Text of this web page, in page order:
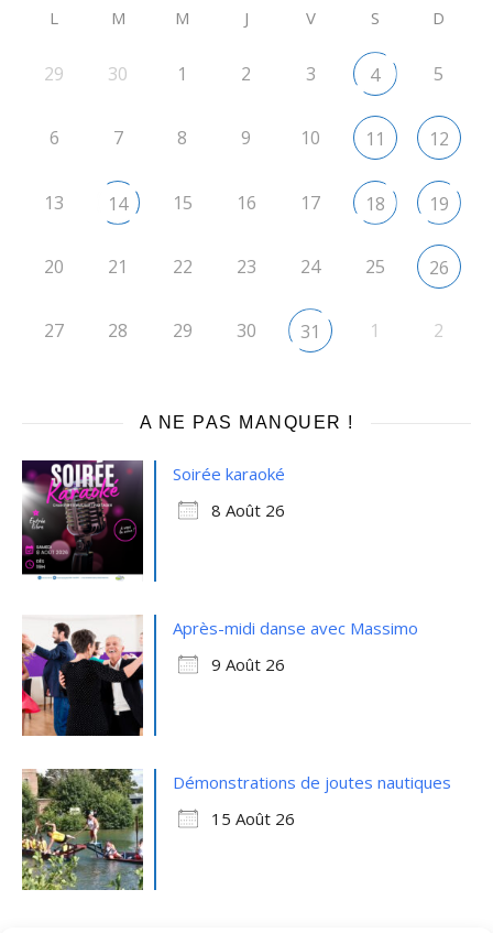
L M M J V S D
29 30 1 2 3 4 5
6 7 8 9 10 11 12
13 14 15 16 17 18 19
20 21 22 23 24 25 26
27 28 29 30 31 1 2
A NE PAS MANQUER !
Soirée karaoké
8 Août 26
Après-midi danse avec Massimo
9 Août 26
Démonstrations de joutes nautiques
15 Août 26